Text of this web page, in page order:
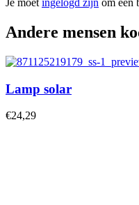
Je moet ingelogd zijn om een
Andere mensen
Lamp solar
€24,29